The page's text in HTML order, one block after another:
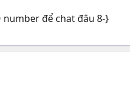
để chat đâu 8-}